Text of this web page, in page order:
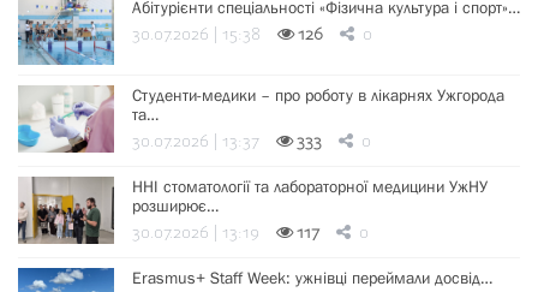
Абітурієнти спеціальності «Фізична культура і спорт»…
30.07.2026 | 15:38 126 0
Студенти-медики – про роботу в лікарнях Ужгорода
та…
30.07.2026 | 13:37 333 0
ННІ стоматології та лабораторної медицини УжНУ
розширює…
30.07.2026 | 13:19 117 0
Erasmus+ Staff Week: ужнівці переймали досвід…